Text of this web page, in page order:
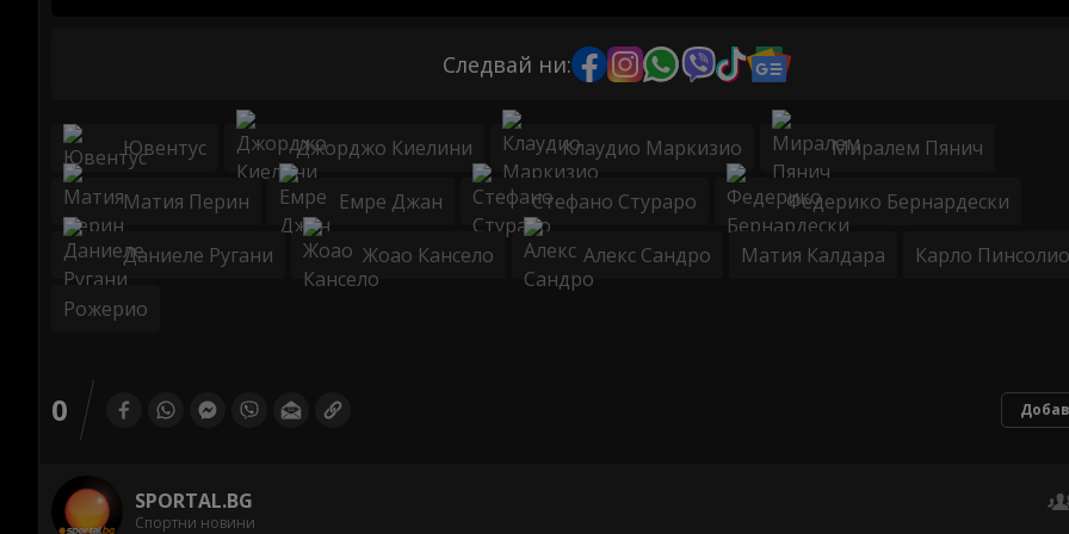
Следвай ни:
Ювентус Джорджо Киелини Клаудио Маркизио Миралем Пянич
Матия Перин Емре Джан Стефано Стураро Федерико Бернардески
Даниеле Ругани Жоао Кансело Алекс Сандро Матия Калдара Карло Пинсолио
Рожерио
0
SPORTAL.BG
Спортни новини